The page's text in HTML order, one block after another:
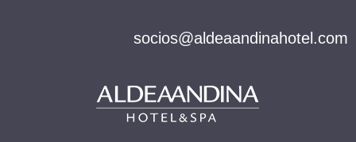
socios@aldeaandinahotel.com